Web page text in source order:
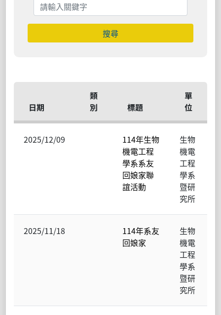
搜尋
日期
類
別
標題
單
位
2025/12/09
114年生物
機電工程
學系系友
回娘家聯
誼活動
生物
機電
工程
學系
暨研
究所
2025/11/18
114年系友
回娘家
生物
機電
工程
學系
暨研
究所